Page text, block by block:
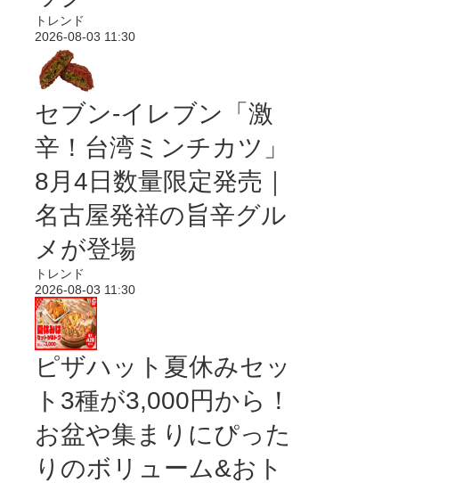
トレンド
2026-08-03 11:30
セブン-イレブン「激
辛！台湾ミンチカツ」
8月4日数量限定発売｜
名古屋発祥の旨辛グル
メが登場
トレンド
2026-08-03 11:30
ピザハット夏休みセッ
ト3種が3,000円から！
お盆や集まりにぴった
りのボリューム&おト